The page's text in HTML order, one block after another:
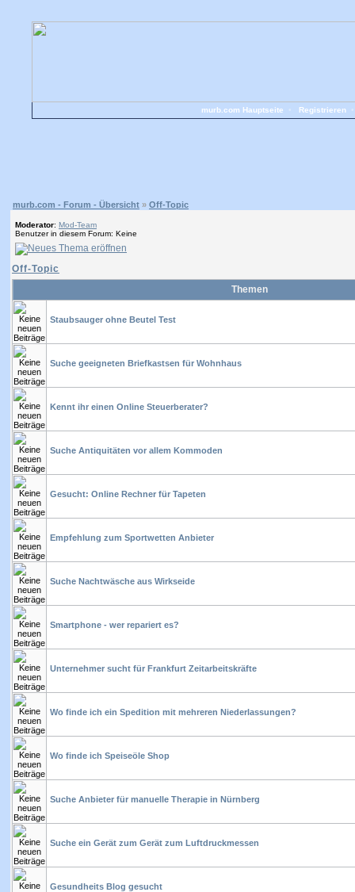
murb.com Hauptseite Registrieren
murb.com - Forum - Übersicht » Off-Topic
Moderator: Mod-Team
Benutzer in diesem Forum: Keine
Off-Topic
Themen
Staubsauger ohne Beutel Test
Suche geeigneten Briefkastsen für Wohnhaus
Kennt ihr einen Online Steuerberater?
Suche Antiquitäten vor allem Kommoden
Gesucht: Online Rechner für Tapeten
Empfehlung zum Sportwetten Anbieter
Suche Nachtwäsche aus Wirkseide
Smartphone - wer repariert es?
Unternehmer sucht für Frankfurt Zeitarbeitskräfte
Wo finde ich ein Spedition mit mehreren Niederlassungen?
Wo finde ich Speiseöle Shop
Suche Anbieter für manuelle Therapie in Nürnberg
Suche ein Gerät zum Gerät zum Luftdruckmessen
Gesundheits Blog gesucht